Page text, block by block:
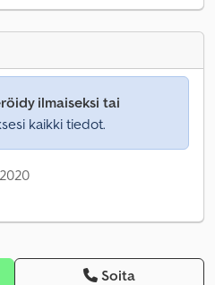
ilmaiseksi tai
kaikki tiedot.
Soita